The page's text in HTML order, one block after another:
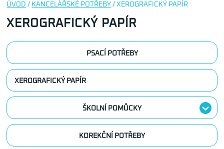
ÚVOD / KANCELÁŘSKÉ POTŘEBY / XEROGRAFICKÝ PAPÍR
XEROGRAFICKÝ PAPÍR
PSACÍ POTŘEBY
XEROGRAFICKÝ PAPÍR
ŠKOLNÍ POMŮCKY
KOREKČNÍ POTŘEBY